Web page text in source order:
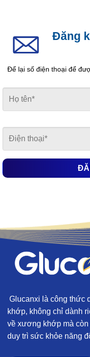
Đăng
Để lại số điện thoại để
Glucanxi là công thức
khớp, không chỉ dành
về xương khớp mà
duy trì sức khỏe năng